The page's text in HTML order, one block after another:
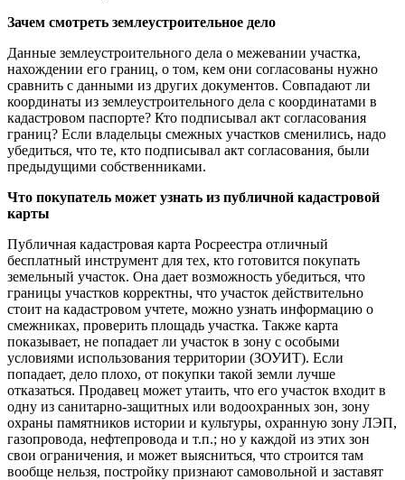
Зачем смотреть землеустроительное дело
Данные землеустроительного дела о межевании участка,
нахождении его границ, о том, кем они согласованы нужно
сравнить с данными из других документов. Совпадают ли
координаты из землеустроительного дела с координатами в
кадастровом паспорте? Кто подписывал акт согласования
границ? Если владельцы смежных участков сменились, надо
убедиться, что те, кто подписывал акт согласования, были
предыдущими собственниками.
Что покупатель может узнать из публичной кадастровой
карты
Публичная кадастровая карта Росреестра отличный
бесплатный инструмент для тех, кто готовится покупать
земельный участок. Она дает возможность убедиться, что
границы участков корректны, что участок действительно
стоит на кадастровом учтете, можно узнать информацию о
смежниках, проверить площадь участка. Также карта
показывает, не попадает ли участок в зону с особыми
условиями использования территории (ЗОУИТ). Если
попадает, дело плохо, от покупки такой земли лучше
отказаться. Продавец может утаить, что его участок входит в
одну из санитарно-защитных или водоохранных зон, зону
охраны памятников истории и культуры, охранную зону ЛЭП,
газопровода, нефтепровода и т.п.; но у каждой из этих зон
свои ограничения, и может выясниться, что строится там
вообще нельзя, постройку признают самовольной и заставят